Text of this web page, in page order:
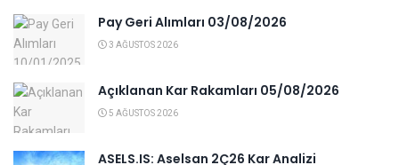
Pay Geri Alımları 03/08/2026
3 AĞUSTOS 2026
Açıklanan Kar Rakamları 05/08/2026
5 AĞUSTOS 2026
ASELS.IS: Aselsan 2Ç26 Kar Analizi